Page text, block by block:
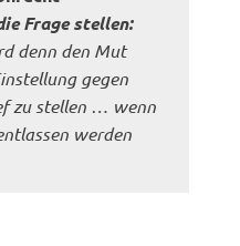
Frage stellen:
denn den Mut
gegen
zu stellen … wenn
werden